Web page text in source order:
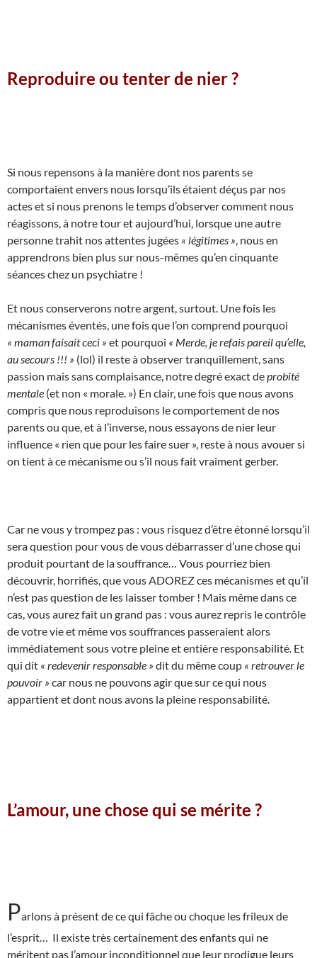
Reproduire ou tenter de nier ?
Si nous repensons à la manière dont nos parents se
comportaient envers nous lorsqu’ils étaient déçus par nos
actes et si nous prenons le temps d’observer comment nous
réagissons, à notre tour et aujourd’hui, lorsque une autre
personne trahit nos attentes jugées « légitimes » , nous en
apprendrons bien plus sur nous-mêmes qu’en cinquante
séances chez un psychiatre !
Et nous conserverons notre argent, surtout. Une fois les
mécanismes éventés, une fois que l’on comprend pourquoi
« maman faisait ceci » et pourquoi « Merde, je refais pareil qu’elle,
au secours !!! » (lol) il reste à observer tranquillement, sans
passion mais sans complaisance, notre degré exact deprobité
mentale (et non « morale. ») En clair, une fois que nous avons
compris que nous reproduisons le comportement de nos
parents ou que, et à l’inverse, nous essayons de nier leur
influence « rien que pour les faire suer », reste à nous avouer si
on tient à ce mécanisme ou s’il nous fait vraiment gerber.
Car ne vous y trompez pas : vous risquez d’être étonné lorsqu’il
sera question pour vous de vous débarrasser d’une chose qui
produit pourtant de la souffrance… Vous pourriez bien
découvrir, horrifiés, que vous ADOREZ ces mécanismes et qu’il
n’est pas question de les laisser tomber ! Mais même dans ce
cas, vous aurez fait un grand pas : vous aurez repris le contrôle
de votre vie et même vos souffrances passeraient alors
immédiatement sous votre pleine et entière responsabilité. Et
qui dit « redevenir responsable » dit du même coup « retrouver le
pouvoir » car nous ne pouvons agir que sur ce qui nous
appartient et dont nous avons la pleine responsabilité.
L’amour, une chose qui se mérite ?
Parlons à présent de ce qui fâche ou choque les frileux de
l’esprit… Il existe très certainement des enfants qui ne
méritent pas l’amour inconditionnel que leur prodigue leurs